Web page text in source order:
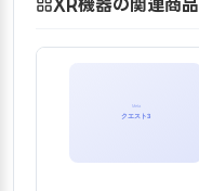
XR機器の関連商品